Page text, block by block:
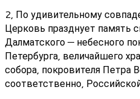
2, По удивительному
Церковь празднует память
Далматского — небесного
Петербурга, величайшего
собора, покровителя Петра
соответственно,